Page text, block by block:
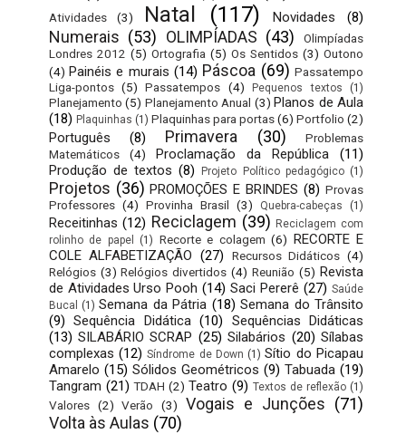
Atividades
(3) Natal (117) Novidades (8)
Numerais (53) OLIMPÍADAS (43)
Olimpíadas
Londres 2012 (5) Ortografia (5) Os Sentidos (3) Outono
(4) Painéis e murais (14) Páscoa (69) Passatempo
Liga-pontos (5) Passatempos (4) Pequenos textos (1)
Planejamento (5) Planejamento Anual (3) Planos de Aula
(18) Plaquinhas (1) Plaquinhas para portas(6) Portfolio (2)
Português (8) Primavera (30)
Problemas
Matemáticos
(4) Proclamação da República
(11)
Produção de textos (8) Projeto Político pedagógico (1)
Projetos (36) PROMOÇÕES E BRINDES (8) Provas
Professores (4) Provinha Brasil (3) Quebra-cabeças (1)
Receitinhas (12) Reciclagem (39) Reciclagem com
rolinho de papel
(1) Recorte e colagem (6) RECORTE E
COLE ALFABETIZAÇÃO (27) Recursos Didáticos (4)
Relógios (3) Relógios divertidos (4) Reunião (5) Revista
de Atividades Urso Pooh (14) Saci Pererê (27) Saúde
Bucal
(1) Semana da Pátria (18) Semana do Trânsito
(9) Sequência Didática (10)
Sequências Didáticas
(13) SILABÁRIO SCRAP (25) Silabários (20) Sílabas
complexas (12) Síndrome de Down (1) Sítio do Picapau
Amarelo (15) Sólidos Geométricos (9) Tabuada (19)
Tangram (21) TDAH (2) Teatro (9) Textos de reflexão (1)
Valores (2) Verão (3) Vogais e Junções (71)
Volta às Aulas (70)